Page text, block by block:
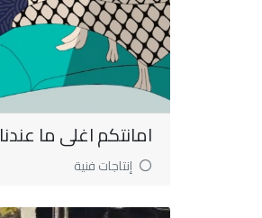
امانتكم اغلى ما عندنا
إنتاجات فنية